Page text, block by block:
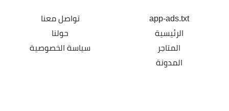
app-ads.txt
الرئيسية
المتاجر
المدونة
تواصل معنا
حولنا
سياسة الخصوصية